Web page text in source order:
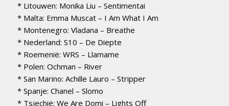
* Litouwen: Monika Liu – Sentimentai
* Malta: Emma Muscat – I Am What I Am
* Montenegro: Vladana – Breathe
* Nederland: S10 – De Diepte
* Roemenië: WRS – Llamame
* Polen: Ochman – River
* San Marino: Achille Lauro – Stripper
* Spanje: Chanel – Slomo
* Tsjechië: We Are Domi – Lights Off